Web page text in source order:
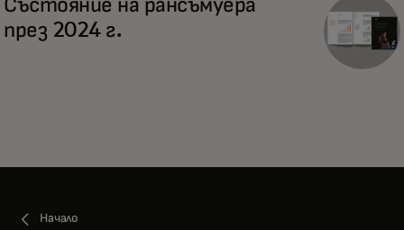
Състояние на рансъмуера
през 2024 г.
Начало